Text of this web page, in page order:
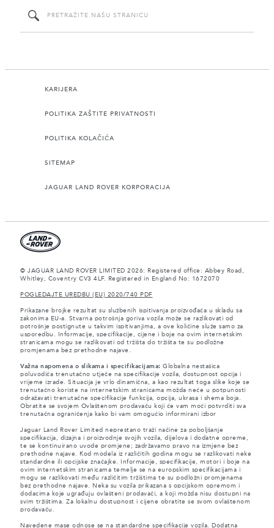
KARIJERA
POLITIKA ZAŠTITE PRIVATNOSTI
POLITIKA KOLAČIĆA
SITEMAP
JAGUAR LAND ROVER KORPORACIJA
© JAGUAR LAND ROVER LIMITED 2026: Registered office: Abbey Road,
Whitley, Coventry CV3 4LF. Registered in England No: 1672070
POGLEDAJTE UREDBU (EU) 2020/740 PDF
Prikazane brojke rezultat su službenih ispitivanja proizvođača u skladu sa
zakonima EU-a. Stvarna potrošnja goriva vozila može se razlikovati od
potrošnje postignute u takvim ispitivanjima, a ove količine služe samo za
usporedbu. Informacije, specifikacije, cijene i boje na ovim internetskim
stranicama mogu se razlikovati od tržišta do tržišta te su podložne
promjenama bez prethodne najave.
Važna napomena o slikama i specifikacijama: Globalna nestašica
poluvodiča trenutačno utječe na specifikacije vozila, dostupnost opcija i
vrijeme izrade. Situacija je vrlo dinamična, a kao rezultat toga slike koje se
trenutačno koriste na internetskim stranicama možda neće u potpunosti
odražavati trenutačne specifikacije funkcija, opcija, ukrasa i shema boja.
Obratite se svojem Ovlaštenom prodavaču koji će vam moći potvrditi sva
trenutačna ograničenja kako bi vam omogućio informirani izbor
Jaguar Land Rover Limited neprestano traži načine za poboljšanje
specifikacija, dizajna i proizvodnje svojih vozila, dijelova i dodatne opreme,
te se kontinuirano uvode promjene; zadržavamo pravo na izmjene bez
prethodne najave. Kod modela iz različitih godina mogu se razlikovati neke
standardne ili opcijske značajke. Informacije, specifikacije, motori i boje na
ovim internetskim stranicama temelje se na europskim specifikacijama i
mogu se razlikovati među različitim tržištima te su podložni promjenama
bez prethodne najave. Neka su vozila prikazana s opcijskom opremom i
dodacima koje ugrađuju ovlašteni prodavači, a koji možda nisu dostupni na
svim tržištima. Za lokalnu dostupnost i cijene obratite se svom ovlaštenom
prodavaču.
Navedene mase odnose se na standardne specifikacije vozila. Dodatna